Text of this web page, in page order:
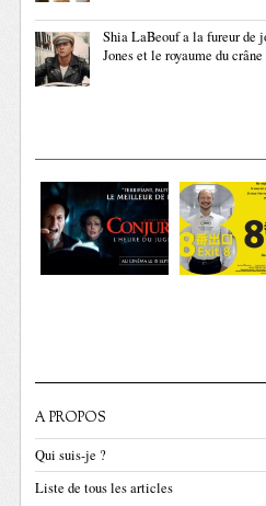
Shia LaBeouf a la fureur de
Jones et le royaume du
A PROPOS
Qui suis-je ?
Liste de tous les articles